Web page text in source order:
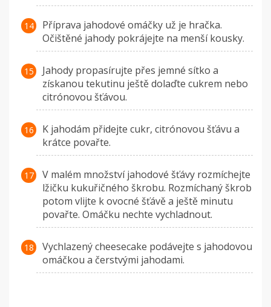
Příprava jahodové omáčky už je hračka.
Očištěné jahody pokrájejte na menší kousky.
Jahody propasírujte přes jemné sítko a
získanou tekutinu ještě dolaďte cukrem nebo
citrónovou šťávou.
K jahodám přidejte cukr, citrónovou šťávu a
krátce povařte.
V malém množství jahodové šťávy rozmíchejte
lžičku kukuřičného škrobu. Rozmíchaný škrob
potom vlijte k ovocné šťávě a ještě minutu
povařte. Omáčku nechte vychladnout.
Vychlazený cheesecake podávejte s jahodovou
omáčkou a čerstvými jahodami.